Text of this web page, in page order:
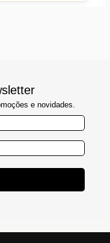
e novidades.